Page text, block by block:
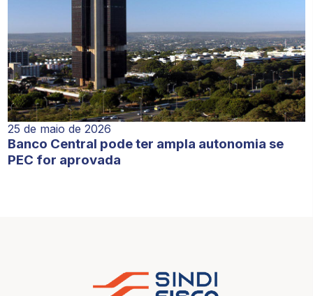
25 de maio de 2026
Banco Central pode ter ampla autonomia se
PEC for aprovada